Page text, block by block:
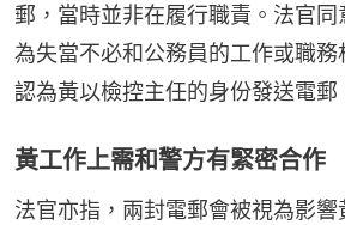
郵，當時並非在履行職責。法官
為失當不必和公務員的工作或職
認為黃以檢控主任的身份發送電郵
黃工作上需和警方有緊密合作
法官亦指，兩封電郵會被視為影